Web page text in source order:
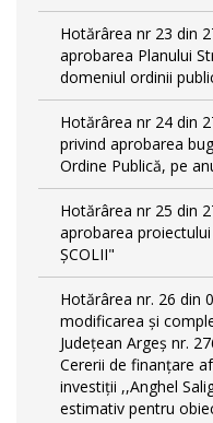
Hotărârea nr 23 din
aprobarea Planului
domeniul ordinii
Hotărârea nr 24 din
privind aprobarea
Ordine Publică, pe
Hotărârea nr 25 din
aprobarea proiectului
ȘCOLII"
Hotărârea nr. 26 din
modificarea și
Județean Argeș nr.
Cererii de finanțare
investiții ,,Anghel
estimativ pentru